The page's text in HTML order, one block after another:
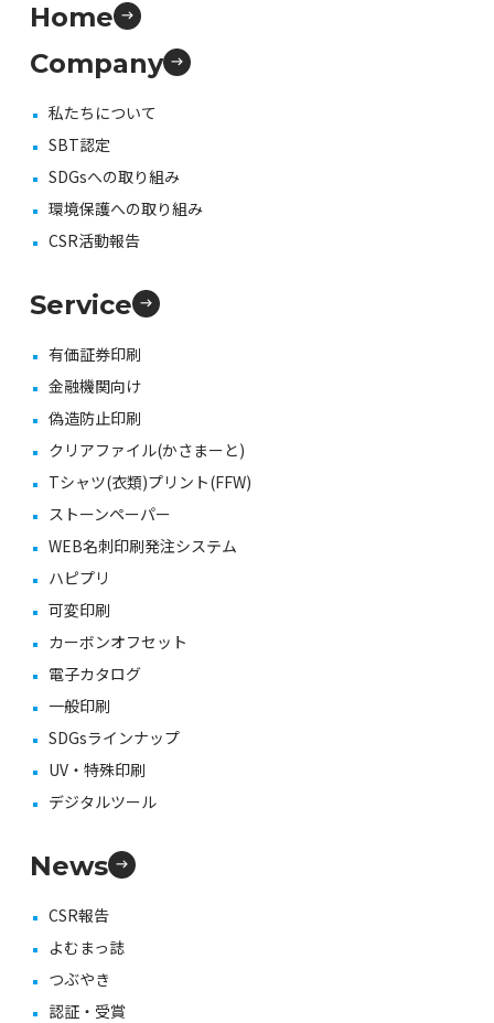
Home
Company
私たちについて
SBT認定
SDGsへの取り組み
環境保護への取り組み
CSR活動報告
Service
有価証券印刷
金融機関向け
偽造防止印刷
クリアファイル(かさまーと)
Tシャツ(衣類)プリント(FFW)
ストーンペーパー
WEB名刺印刷発注システム
ハピプリ
可変印刷
カーボンオフセット
電子カタログ
一般印刷
SDGsラインナップ
UV・特殊印刷
デジタルツール
News
CSR報告
よむまっ誌
つぶやき
認証・受賞